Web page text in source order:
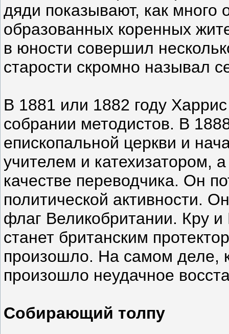
дяди показывают, как
образованных коренных
в юности совершил
старости скромно называл
В 1881 или 1882 году
собрании методистов. В
епископальной церкви и
учителем и катехизатором,
качестве переводчика. Он
политической активности.
флаг Великобритании. Кру и
станет британским
произошло. На самом деле,
произошло неудачное
Собирающий толпу